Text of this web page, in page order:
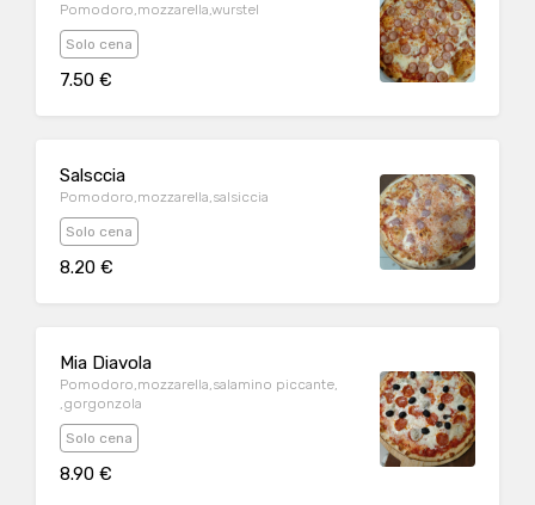
Pomodoro,mozzarella,wurstel
Solo cena
7.50 €
Salsccia
Pomodoro,mozzarella,salsiccia
Solo cena
8.20 €
Mia Diavola
Pomodoro,mozzarella,salamino piccante,
,gorgonzola
Solo cena
8.90 €